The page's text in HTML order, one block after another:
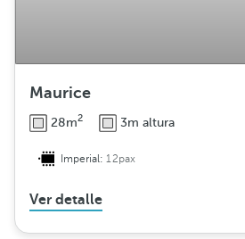
Maurice
28m2 3m altura
Imperial:12pax
Ver detalle